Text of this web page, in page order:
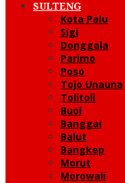
SULTENG
Kota Palu
Sigi
Donggala
Parimo
Poso
Tojo Unauna
Tolitoli
Buol
Banggai
Balut
Bangkep
Morut
Morowali